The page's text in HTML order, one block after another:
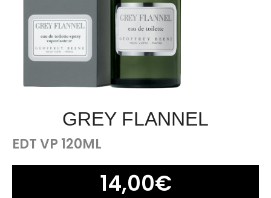
GREY FLANNEL
EDT VP 120ML
14,00€